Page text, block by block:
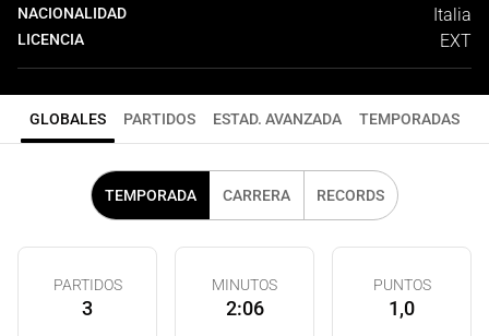
NACIONALIDAD Italia
LICENCIA EXT
GLOBALES PARTIDOS ESTAD. AVANZADA TEMPORADAS
TEMPORADA CARRERA RECORDS
PARTIDOS
3
MINUTOS
2:06
PUNTOS
1,0